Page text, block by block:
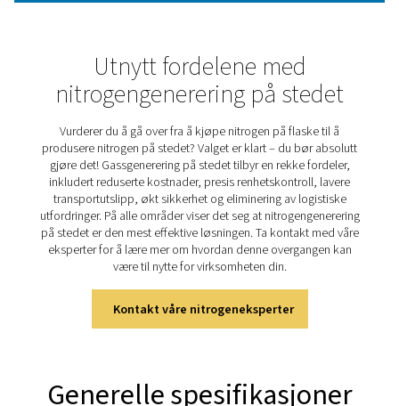
som forbedrer den generelle effektiviteten og ytelsen til
nitrogengeneratorene. Denne integrasjonen resulterer i
konsekvent nitrogenproduksjon av høy kvalitet med
vedlikeholdsbehov, noe som gjør PPNG 100-800 HE-
det beste valget for ulike industrielle bruksområder